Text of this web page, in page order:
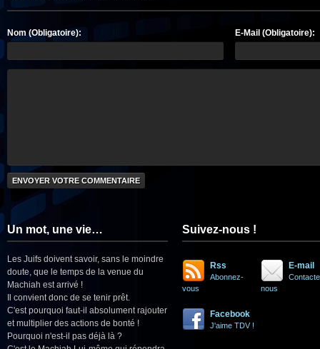
Nom (Obligatoire): E-Mail (Obligatoire):
Un mot, une vie…
Les Juifs doivent savoir, sans le moindre
doute, que le temps de la venue du
Machiah est arrivé !
Il convient donc de se tenir prêt.
C'est pourquoi faut-il absolument rajouter
et multiplier des actions de bonté !
Pourquoi n'est-il pas déjà là ?
Suivez-nous !
Rss
Abonnez-
vous
E-mail
nous
Facebook
J'aime TDV !